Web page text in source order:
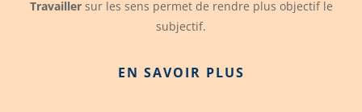
Travaillersur les sens permet de rendre plus objectif le
subjectif.
EN SAVOIR PLUS